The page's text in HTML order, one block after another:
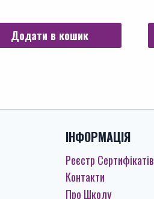
Додати в кошик
ІНФОРМАЦІЯ
Реєстр Сертифікатів
Контакти
Про Школу